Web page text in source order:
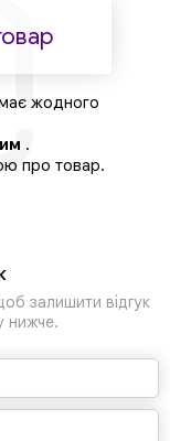
жодного
.
про товар.
залишити відгук
нижче.